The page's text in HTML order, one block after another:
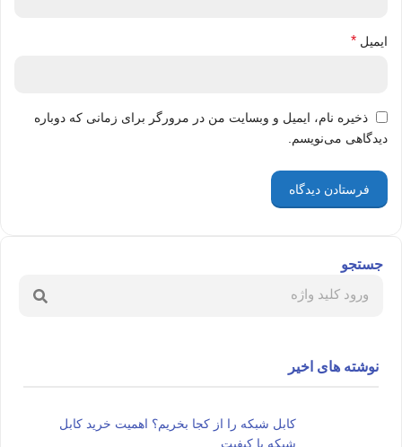
ایمیل *
ذخیره نام، ایمیل و وبسایت من در مرورگر برای زمانی که دوباره
دیدگاهی می‌نویسم.
جستجو
نوشته های اخیر
کابل شبکه را از کجا بخریم؟ اهمیت خرید کابل
شبکه با کیفیت